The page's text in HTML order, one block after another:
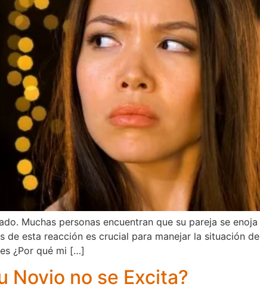
Muchas personas encuentran que su pareja se enoja
de esta reacción es crucial para manejar la situación de
¿Por qué mi […]
Novio no se Excita?